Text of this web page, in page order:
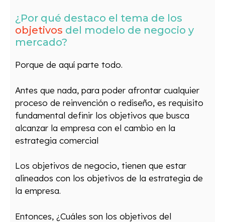
¿Por qué destaco el tema de los
objetivos del modelo de negocio y
mercado?
Porque de aquí parte todo.
Antes que nada, para poder afrontar cualquier
proceso de reinvención o rediseño, es requisito
fundamental definir los objetivos que busca
alcanzar la empresa con el cambio en la
estrategia comercial
Los objetivos de negocio, tienen que estar
alineados con los objetivos de la estrategia de
la empresa.
Entonces, ¿Cuáles son los objetivos del